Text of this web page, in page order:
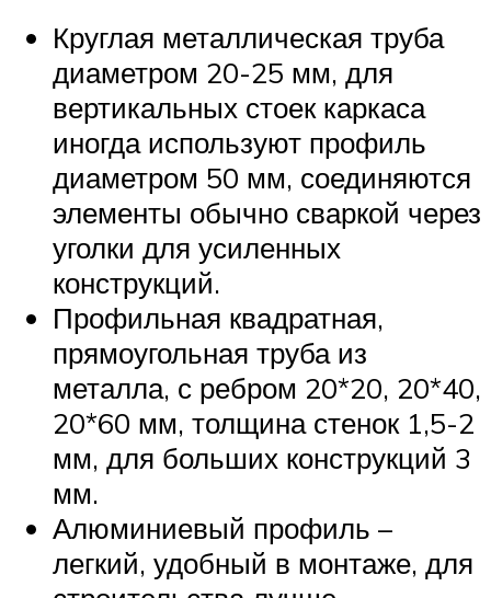
Круглая металлическая труба
диаметром 20-25 мм, для
вертикальных стоек каркаса
иногда используют профиль
диаметром 50 мм, соединяются
элементы обычно сваркой через
уголки для усиленных
конструкций.
Профильная квадратная,
прямоугольная труба из
металла, с ребром 20*20, 20*40,
20*60 мм, толщина стенок 1,5-2
мм, для больших конструкций 3
мм.
Алюминиевый профиль –
легкий, удобный в монтаже, для